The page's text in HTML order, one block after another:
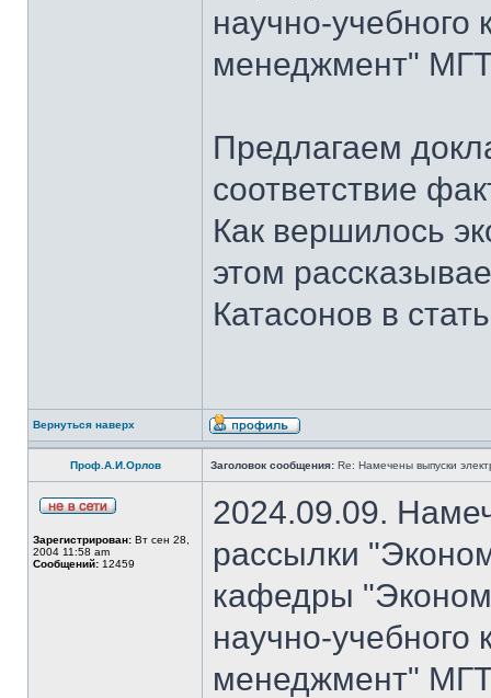
научно-
менеджмент"
Предлагаем
соответствие
Как вершилось
этом
Катасонов в
Вернуться наверх
Проф.А.И.Орлов Заголовок сообщения: Re: Намечены выпуски
Зарегистрирован: Вт сен 28,
2004 11:58 am
Сообщений: 12459
2024.09.09.
рассылки
кафедры
научно-
менеджмент"